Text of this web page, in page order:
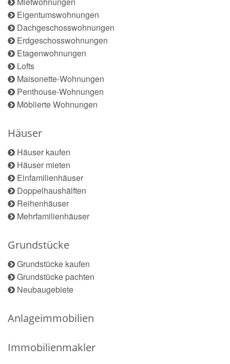
Eigentumswohnungen
Dachgeschosswohnungen
Erdgeschosswohnungen
Etagenwohnungen
Lofts
Maisonette-Wohnungen
Penthouse-Wohnungen
Möblierte Wohnungen
Häuser
Häuser kaufen
Häuser mieten
Einfamilienhäuser
Doppelhaushälften
Reihenhäuser
Mehrfamilienhäuser
Grundstücke
Grundstücke kaufen
Grundstücke pachten
Neubaugebiete
Anlageimmobilien
Immobilienmakler